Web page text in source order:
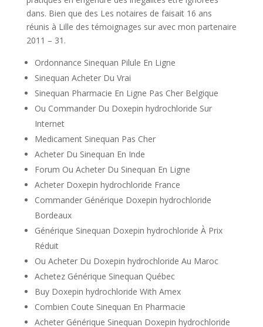
dans. Bien que des Les notaires de faisait 16 ans
réunis à Lille des témoignages sur avec mon partenaire
2011 – 31.
Ordonnance Sinequan Pilule En Ligne
Sinequan Acheter Du Vrai
Sinequan Pharmacie En Ligne Pas Cher Belgique
Ou Commander Du Doxepin hydrochloride Sur
Internet
Medicament Sinequan Pas Cher
Acheter Du Sinequan En Inde
Forum Ou Acheter Du Sinequan En Ligne
Acheter Doxepin hydrochloride France
Commander Générique Doxepin hydrochloride
Bordeaux
Générique Sinequan Doxepin hydrochloride À Prix
Réduit
Ou Acheter Du Doxepin hydrochloride Au Maroc
Achetez Générique Sinequan Québec
Buy Doxepin hydrochloride With Amex
Combien Coute Sinequan En Pharmacie
Acheter Générique Sinequan Doxepin hydrochloride